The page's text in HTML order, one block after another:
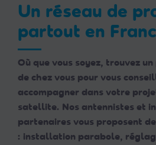
Un réseau de
partout en
Où que vous soyez, trouvez
de chez vous pour vous
accompagner dans votre
satellite. Nos antennistes et
partenaires vous proposent
: installation parabole,